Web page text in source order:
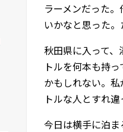
ラーメンだった
いかなと思った。
秋田県に入って
トルを何本も持
かもしれない。
トルな人とすれ違
今日は横手に泊